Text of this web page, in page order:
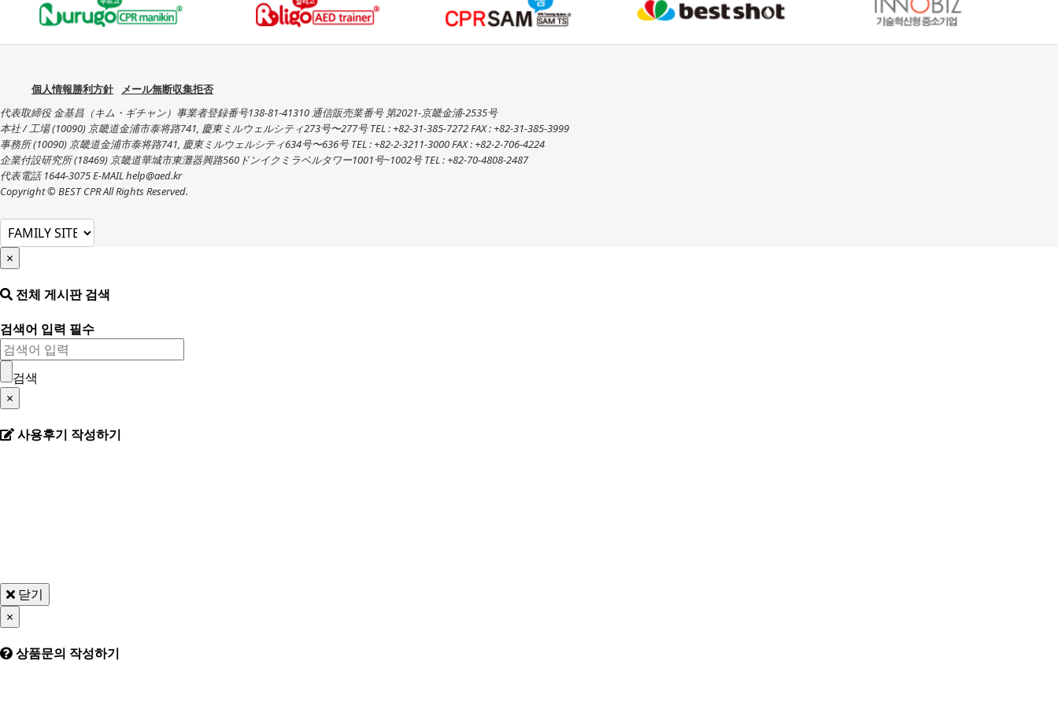
個人情報勝利方針
メール無断収集拒否
代表取締役 金基昌（キム・ギチャン）事業者登録番号138-81-41310 通信販売業番号 第2021-京畿金浦-2535号
本社 / 工場 (10090) 京畿道金浦市泰将路741, 慶東ミルウェルシティ273号〜277号 TEL : +82-31-385-7272 FAX : +82-31-385-3999
事務所 (10090) 京畿道金浦市泰将路741, 慶東ミルウェルシティ634号〜636号 TEL : +82-2-3211-3000 FAX : +82-2-706-4224
企業付設研究所 (18469) 京畿道華城市東灘器興路560ドンイクミラベルタワー1001号~1002号 TEL : +82-70-4808-2487
代表電話 1644-3075 E-MAIL help@aed.kr
Copyright © BEST CPR All Rights Reserved.
×
전체 게시판 검색
검색어 입력 필수
검색
×
사용후기 작성하기
닫기
×
상품문의 작성하기